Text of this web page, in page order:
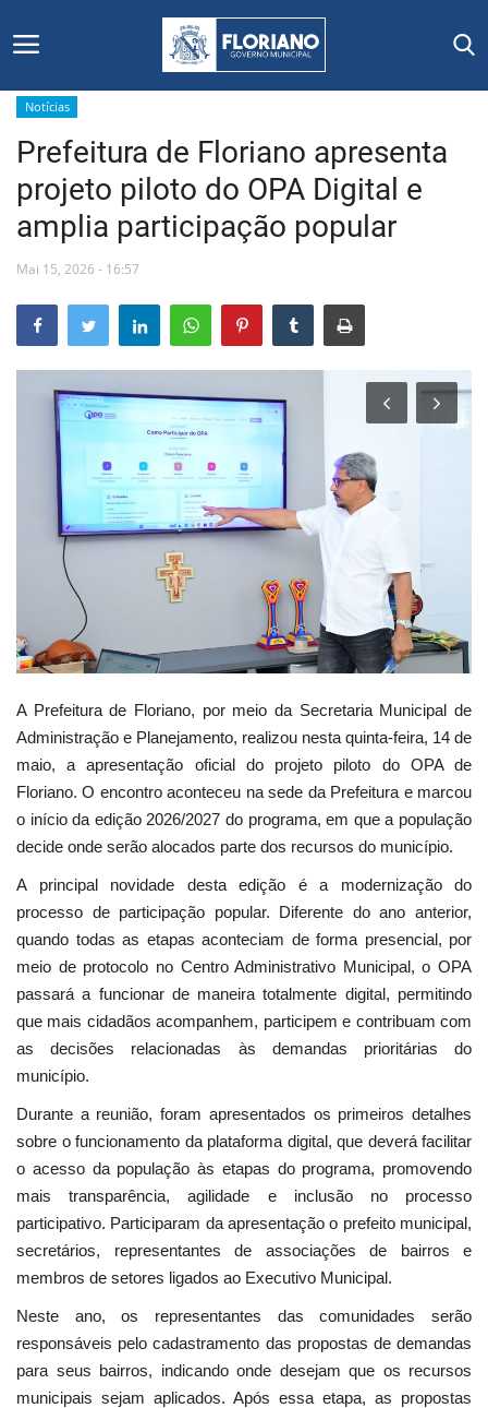
Início
Editais
Floriano
Secretarias e Órgãos
Mural de Licitações
Notícias
Vídeos
Webmail
Contato
Notícias
Prefeitura de Floriano apresenta
projeto piloto do OPA Digital e
amplia participação popular
Mai 15, 2026 - 16:57
A Prefeitura de Floriano, por meio da Secretaria Municipal de
Administração e Planejamento, realizou nesta quinta-feira, 14 de
maio, a apresentação oficial do projeto piloto do OPA de
Floriano. O encontro aconteceu na sede da Prefeitura e marcou
o início da edição 2026/2027 do programa, em que a população
decide onde serão alocados parte dos recursos do município.
A principal novidade desta edição é a modernização do
processo de participação popular. Diferente do ano anterior,
quando todas as etapas aconteciam de forma presencial, por
meio de protocolo no Centro Administrativo Municipal, o OPA
passará a funcionar de maneira totalmente digital, permitindo
que mais cidadãos acompanhem, participem e contribuam com
as decisões relacionadas às demandas prioritárias do
município.
Durante a reunião, foram apresentados os primeiros detalhes
sobre o funcionamento da plataforma digital, que deverá facilitar
o acesso da população às etapas do programa, promovendo
mais transparência, agilidade e inclusão no processo
participativo. Participaram da apresentação o prefeito municipal,
secretários, representantes de associações de bairros e
membros de setores ligados ao Executivo Municipal.
Neste ano, os representantes das comunidades serão
responsáveis pelo cadastramento das propostas de demandas
para seus bairros, indicando onde desejam que os recursos
municipais sejam aplicados. Após essa etapa, as propostas